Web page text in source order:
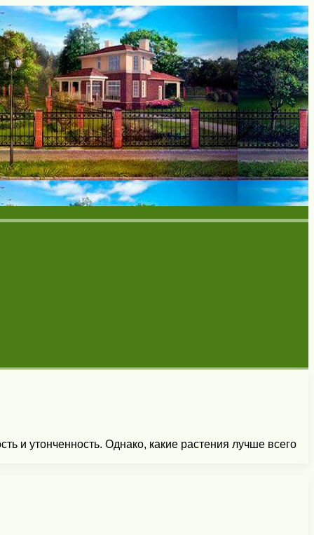
и утонченность. Однако, какие растения лучше всего